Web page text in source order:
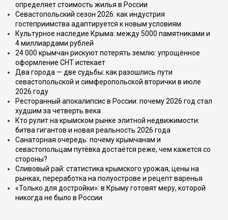
определяет стоимость жилья в России
Севастопольский сезон 2026: как индустрия
гостеприимства адаптируется к новым условиям
Культурное наследие Крыма: между 5000 памятниками и
4 миллиардами рублей
24 000 крымчан рискуют потерять землю: упрощённое
оформление СНТ истекает
Два города — две судьбы: как разошлись пути
севастопольской и симферопольской вторички в июле
2026 году
Ресторанный апокалипсис в России: почему 2026 год стал
худшим за четверть века
Кто рулит на крымском рынке элитной недвижимости:
битва гигантов и новая реальность 2026 года
Санаторная очередь: почему крымчанам и
севастопольцам путёвка достаётся реже, чем кажется со
стороны?
Сливовый рай: статистика крымского урожая, цены на
рынках, переработка на полуострове и рецепт варенья
«Только для достройки»: в Крыму готовят меру, которой
никогда не было в России